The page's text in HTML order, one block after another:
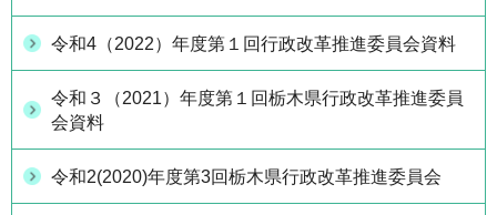
令和4（2022）年度第１回行政改革推進委員会資料
令和３（2021）年度第１回栃木県行政改革推進委員
会資料
令和2(2020)年度第3回栃木県行政改革推進委員会